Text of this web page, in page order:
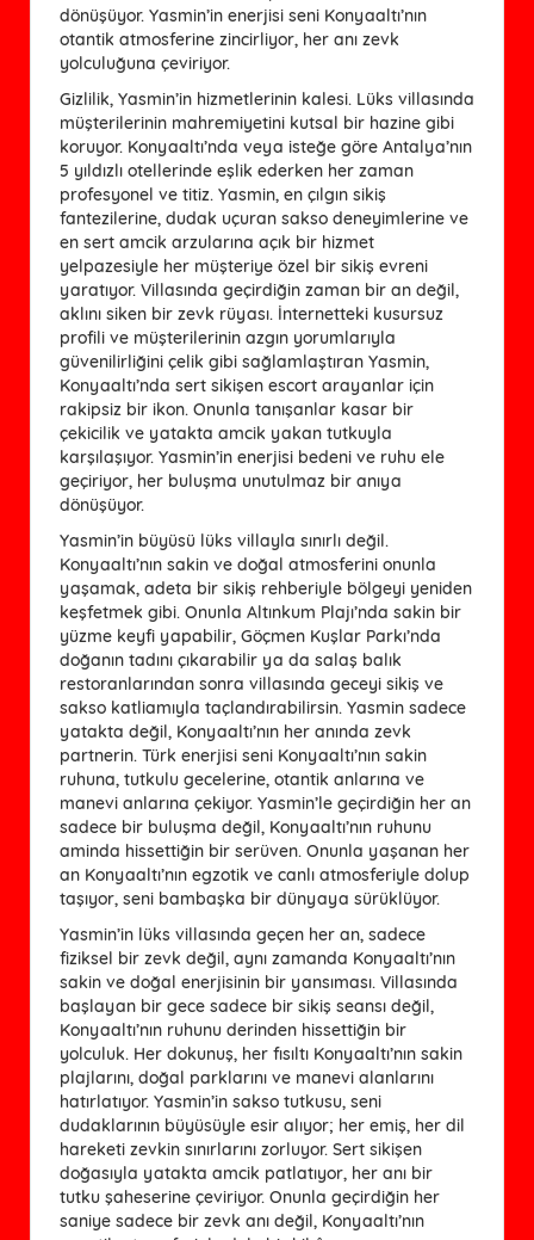
dönüşüyor. Yasmin’in enerjisi seni Konyaaltı’nın
otantik atmosferine zincirliyor, her anı zevk
yolculuğuna çeviriyor.
Gizlilik, Yasmin’in hizmetlerinin kalesi. Lüks villasında
müşterilerinin mahremiyetini kutsal bir hazine gibi
koruyor. Konyaaltı’nda veya isteğe göre Antalya’nın
5 yıldızlı otellerinde eşlik ederken her zaman
profesyonel ve titiz. Yasmin, en çılgın sikiş
fantezilerine, dudak uçuran sakso deneyimlerine ve
en sert amcik arzularına açık bir hizmet
yelpazesiyle her müşteriye özel bir sikiş evreni
yaratıyor. Villasında geçirdiğin zaman bir an değil,
aklını siken bir zevk rüyası. İnternetteki kusursuz
profili ve müşterilerinin azgın yorumlarıyla
güvenilirliğini çelik gibi sağlamlaştıran Yasmin,
Konyaaltı’nda sert sikişen escort arayanlar için
rakipsiz bir ikon. Onunla tanışanlar kasar bir
çekicilik ve yatakta amcik yakan tutkuyla
karşılaşıyor. Yasmin’in enerjisi bedeni ve ruhu ele
geçiriyor, her buluşma unutulmaz bir anıya
dönüşüyor.
Yasmin’in büyüsü lüks villayla sınırlı değil.
Konyaaltı’nın sakin ve doğal atmosferini onunla
yaşamak, adeta bir sikiş rehberiyle bölgeyi yeniden
keşfetmek gibi. Onunla Altınkum Plajı’nda sakin bir
yüzme keyfi yapabilir, Göçmen Kuşlar Parkı’nda
doğanın tadını çıkarabilir ya da salaş balık
restoranlarından sonra villasında geceyi sikiş ve
sakso katliamıyla taçlandırabilirsin. Yasmin sadece
yatakta değil, Konyaaltı’nın her anında zevk
partnerin. Türk enerjisi seni Konyaaltı’nın sakin
ruhuna, tutkulu gecelerine, otantik anlarına ve
manevi anlarına çekiyor. Yasmin’le geçirdiğin her an
sadece bir buluşma değil, Konyaaltı’nın ruhunu
aminda hissettiğin bir serüven. Onunla yaşanan her
an Konyaaltı’nın egzotik ve canlı atmosferiyle dolup
taşıyor, seni bambaşka bir dünyaya sürüklüyor.
Yasmin’in lüks villasında geçen her an, sadece
fiziksel bir zevk değil, aynı zamanda Konyaaltı’nın
sakin ve doğal enerjisinin bir yansıması. Villasında
başlayan bir gece sadece bir sikiş seansı değil,
Konyaaltı’nın ruhunu derinden hissettiğin bir
yolculuk. Her dokunuş, her fısıltı Konyaaltı’nın sakin
plajlarını, doğal parklarını ve manevi alanlarını
hatırlatıyor. Yasmin’in sakso tutkusu, seni
dudaklarının büyüsüyle esir alıyor; her emiş, her dil
hareketi zevkin sınırlarını zorluyor. Sert sikişen
doğasıyla yatakta amcik patlatıyor, her anı bir
tutku şaheserine çeviriyor. Onunla geçirdiğin her
saniye sadece bir zevk anı değil, Konyaaltı’nın